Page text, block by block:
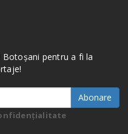
pentru a fi la
Abonare